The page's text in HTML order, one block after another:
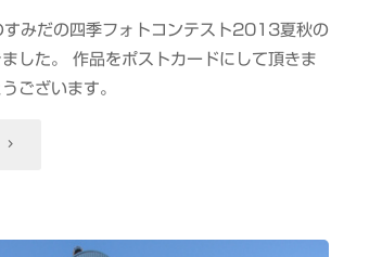
"
すみだの四季フォトコンテスト2013夏秋の
した。 作品をポストカードにして頂きま
ございます。
"下